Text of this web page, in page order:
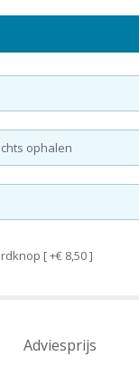
[ +€ 8,50 ]
Adviesprijs